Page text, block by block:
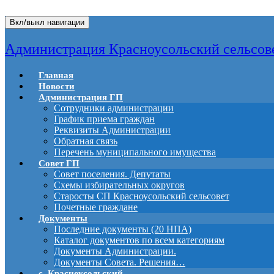
Вкл/выкл навигации
Администрация Красноусольский
Главная
Новости
Администрация ГП
Сотрудники администрации
График приема граждан
Реквизиты Администрации
Обратная связь
Перечень муниципального имущества
Совет ГП
Совет поселения. Депутаты
Схемы избирательных округов
Старосты СП Красноусольский сельсовет
Почетные граждане
Документы
Последние документы (20 НПА)
Каталог документов по всем категориям
Документы Администрации.
Документы Совета. Решения…